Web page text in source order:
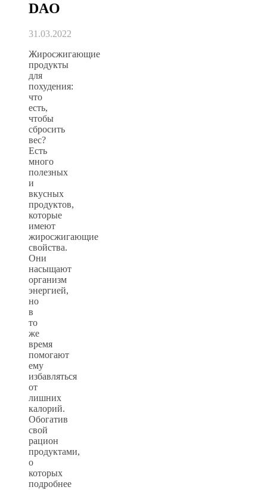
DAO
31.03.2022
Жиросжигающие
продукты
для
похудения:
что
есть,
чтобы
сбросить
вес?
Есть
много
полезных
и
вкусных
продуктов,
которые
имеют
жиросжигающие
свойства.
Они
насыщают
организм
энергией,
но
в
то
же
время
помогают
ему
избавляться
от
лишних
калорий.
Обогатив
свой
рацион
продуктами,
о
которых
подробнее